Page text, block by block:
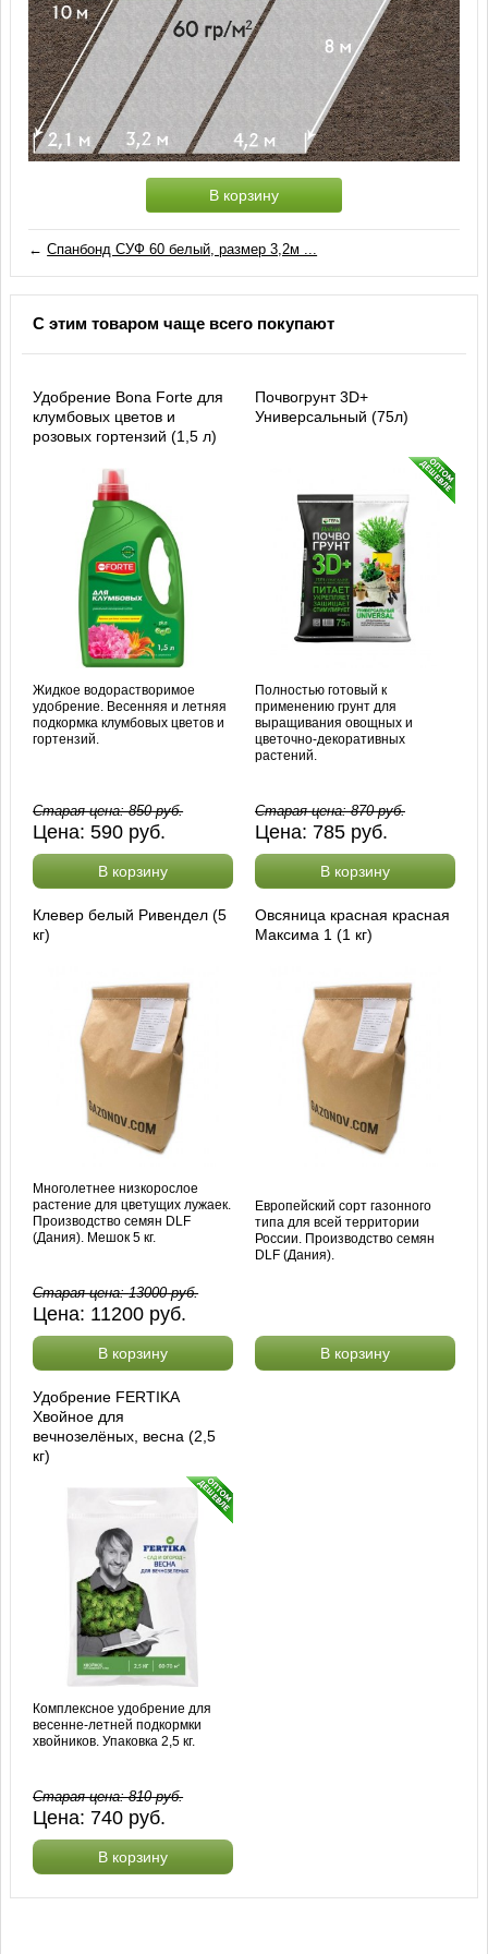
В корзину
←Спанбонд СУФ 60 белый, размер 3,2м ...
С этим товаром чаще всего покупают
Удобрение Bona Forte для
клумбовых цветов и
розовых гортензий (1,5 л)
Жидкое водорастворимое
удобрение. Весенняя и летняя
подкормка клумбовых цветов и
гортензий.
Старая цена:850руб.
Цена:590 руб.
В корзину
Почвогрунт 3D+
Универсальный (75л)
Полностью готовый к
применению грунт для
выращивания овощных и
цветочно-декоративных
растений.
Старая цена:870руб.
Цена: 785 руб.
В корзину
Клевер белый Ривендел (5
кг)
Многолетнее низкорослое
растение для цветущих лужаек.
Производство семян DLF
(Дания). Мешок 5 кг.
Старая цена:13000руб.
Цена: 11200 руб.
В корзину
Овсяница красная красная
Максима 1 (1 кг)
Европейский сорт газонного
типа для всей территории
России. Производство семян
DLF (Дания).
В корзину
Удобрение FERTIKA
Хвойное для
вечнозелёных, весна (2,5
кг)
Комплексное удобрение для
весенне-летней подкормки
хвойников. Упаковка 2,5 кг.
Старая цена:810руб.
Цена: 740 руб.
В корзину